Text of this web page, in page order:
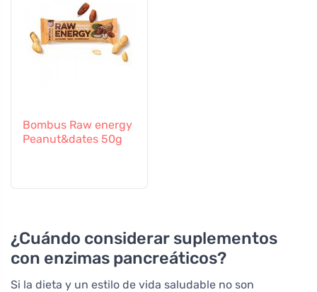
Bombus Raw energy
Peanut&dates 50g
¿Cuándo considerar suplementos
con enzimas pancreáticos?
Si la dieta y un estilo de vida saludable no son